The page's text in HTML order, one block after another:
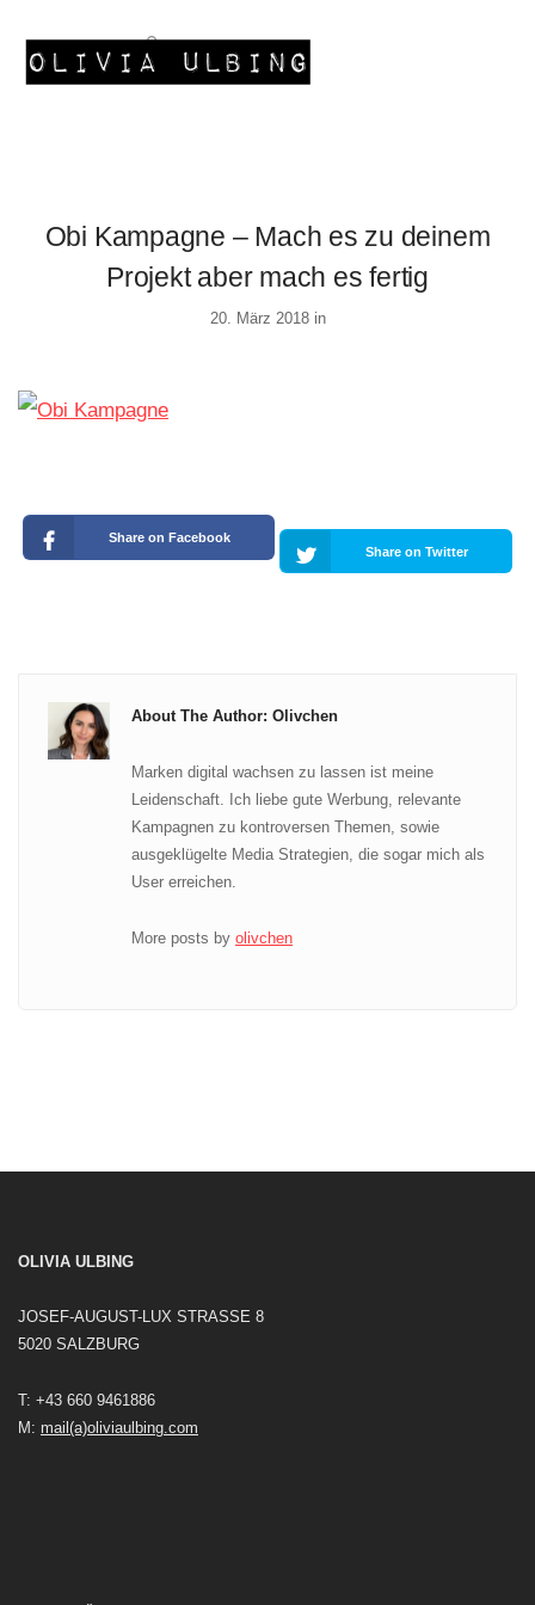
Obi Kampagne – Mach es zu deinem
Projekt aber mach es fertig
20. März 2018 in
Share on Facebook
Share on Twitter
About The Author: Olivchen
Marken digital wachsen zu lassen ist meine
Leidenschaft. Ich liebe gute Werbung, relevante
Kampagnen zu kontroversen Themen, sowie
ausgeklügelte Media Strategien, die sogar mich als
User erreichen.
More posts byolivchen
OLIVIA ULBING
JOSEF-AUGUST-LUX STRASSE 8
5020 SALZBURG
T: +43 660 9461886
M: mail(a)oliviaulbing.com